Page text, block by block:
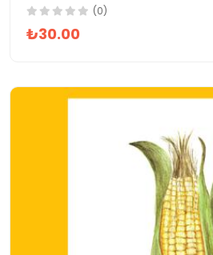
(0)
₺30.00